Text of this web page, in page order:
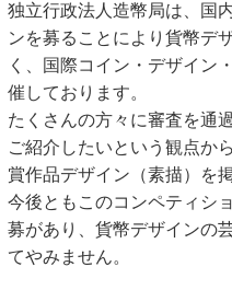
公式SNS
独立行政法人造幣局は、国
ンを募ることにより貨幣デ
く、国際コイン・デザイン
催しております。
たくさんの方々に審査を通
ご紹介したいという観点か
賞作品デザイン（素描）を
今後ともこのコンペティシ
募があり、貨幣デザインの
てやみません。